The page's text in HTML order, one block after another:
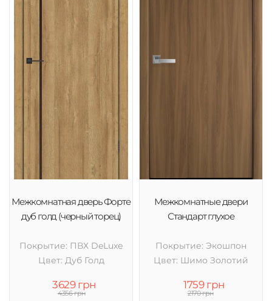
Межкомнатная дверь Форте
дуб голд (черный торец)
Покрытие: ПВХ DeLuxe
Цвет: Дуб Голд
3629 грн
4356 грн
Межкомнатные двери
Стандарт глухое
Покрытие: Экошпон
Цвет: Шимо Золотий
1759 грн
2170 грн